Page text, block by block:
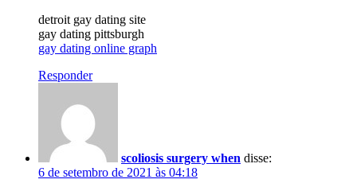
detroit gay dating site
gay dating pittsburgh
gay dating online graph
Responder
scoliosis surgery when disse:
6 de setembro de 2021 às 04:18